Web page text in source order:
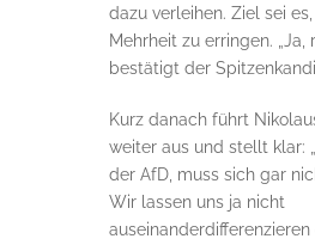
dazu verleihen. Ziel sei
Mehrheit zu erringen. „Ja,
bestätigt der
Kurz danach führt
weiter aus und stellt klar:
der AfD, muss sich gar
Wir lassen uns ja nicht